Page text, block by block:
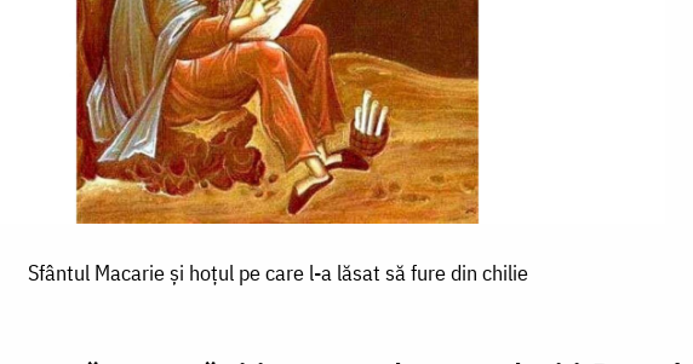
Sfântul Macarie și hoțul pe care l-a lăsat să fure din chilie